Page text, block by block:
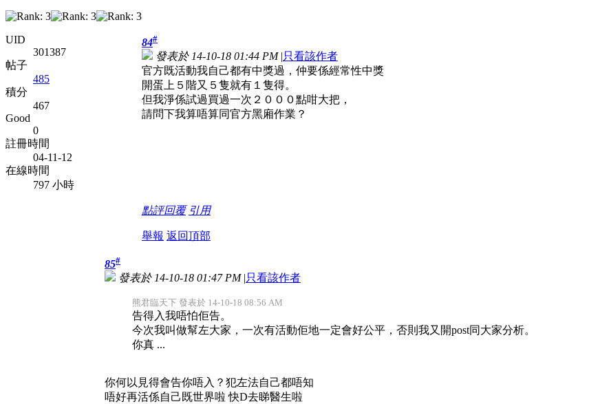
UID
301387
帖子
485
積分
467
Good
0
註冊時間
04-11-12
在線時間
797 小時
84#
發表於 14-10-18 01:44 PM |只看該作者
官方既活動我自己都有中獎過，仲要係經常性中獎
開蛋上５階又５隻就有１隻得。
但我淨係試過買過一次２０００點咁大把，
請問下我算唔算同官方黑廂作業？
點評回覆 引用
舉報 返回頂部
85#
發表於 14-10-18 01:47 PM |只看該作者
熊君臨天下 發表於 14-10-18 08:56 AM
告得入我唔怕佢告。
今次我叫做幫左大家，一次有活動佢地一定會好公平，否則我又開post同大家分析。
你真 ...
你何以見得會告你唔入？犯左法自己都唔知
唔好再活係自己既世界啦 快D去睇醫生啦